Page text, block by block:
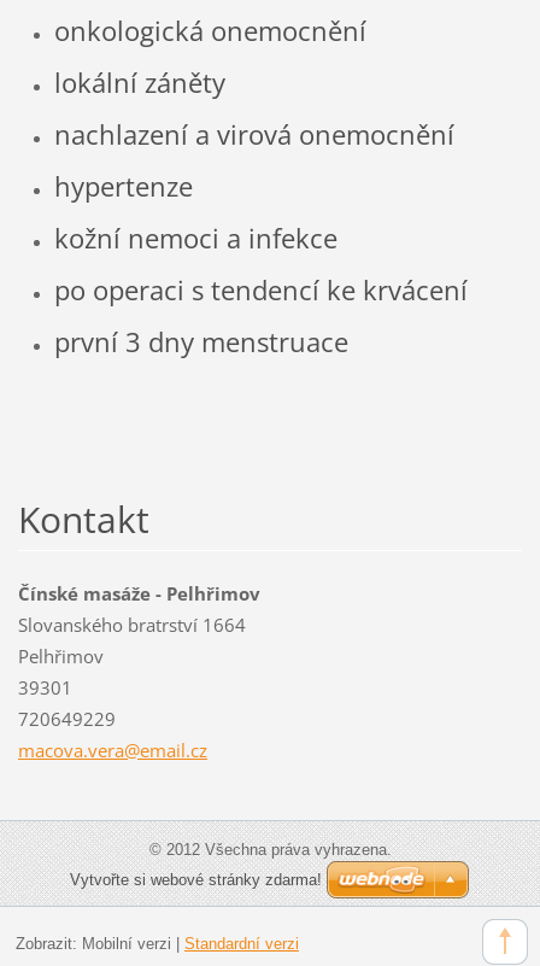
onkologická onemocnění
lokální záněty
nachlazení a virová onemocnění
hypertenze
kožní nemoci a infekce
po operaci s tendencí ke krvácení
první 3 dny menstruace
Kontakt
Čínské masáže - Pelhřimov
Slovanského bratrství 1664
Pelhřimov
39301
720649229
macova.vera@email.cz
© 2012 Všechna práva vyhrazena.
Vytvořte si webové stránky zdarma!
Zobrazit: Mobilní verzi Standardní verzi